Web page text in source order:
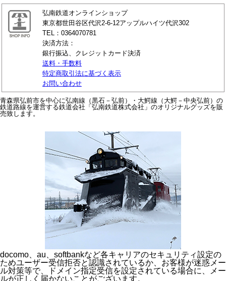
弘南鉄道オンラインショップ
東京都世田谷区代沢2-6-12アップルハイツ代沢302
TEL：0364070781
決済方法：
銀行振込、クレジットカード決済
送料・手数料
特定商取引法に基づく表示
お問い合わせ
青森県弘前市を中心に弘南線（黒石－弘前）・大鰐線（大鰐－中央弘前）の
鉄道路線を運営する鉄道会社「弘南鉄道株式会社」のオリジナルグッズを販
売致します。
docomo、au、softbankなど各キャリアのセキュリティ設定の
ためユーザー受信拒否と認識されているか、お客様が迷惑メー
ル対策等で、ドメイン指定受信を設定されている場合に、メー
ルが正しく届かないことがございます。